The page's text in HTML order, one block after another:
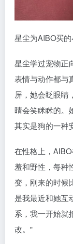
星尘为AIBO买
星尘学过宠物正
表情与动作都与
屏，她会眨眼睛
睛会笑眯眯的。
其实是狗的一种
在性格上，
羞和野性，每种
变，刚来的时候
是我最近和她互
系，我一开始就
改。”